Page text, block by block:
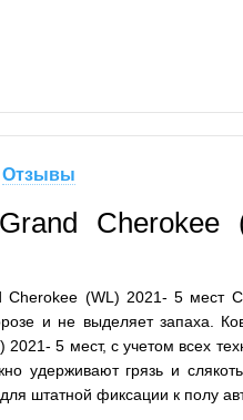
Отзывы
Cherokee
(WL) 2021- 5 мест
и не выделяет запаха.
5 мест, с учетом всех
удерживают грязь и
штатной фиксации к полу